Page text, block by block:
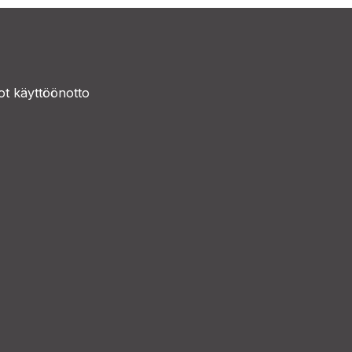
käyttöönotto